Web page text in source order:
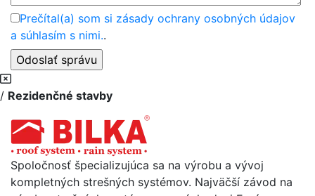
Prečítal(a) som si zásady ochrany osobných údajov
a súhlasím s nimi..
/ Rezidenčné stavby
Spoločnosť špecializujúca sa na výrobu a vývoj
kompletných strešných systémov. Najväčší závod na